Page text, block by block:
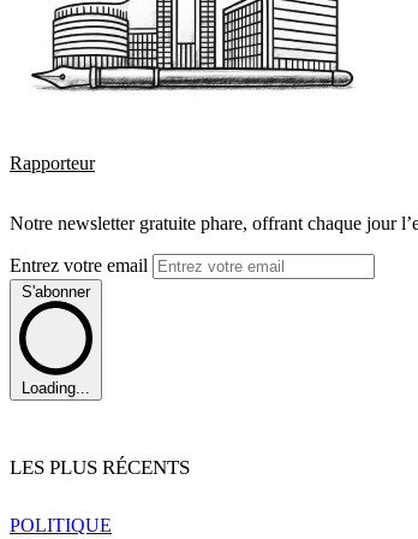
Rapporteur
Notre newsletter gratuite phare, offrant chaque jour
Entrez votre email
S'abonner
Loading...
LES PLUS RÉCENTS
POLITIQUE